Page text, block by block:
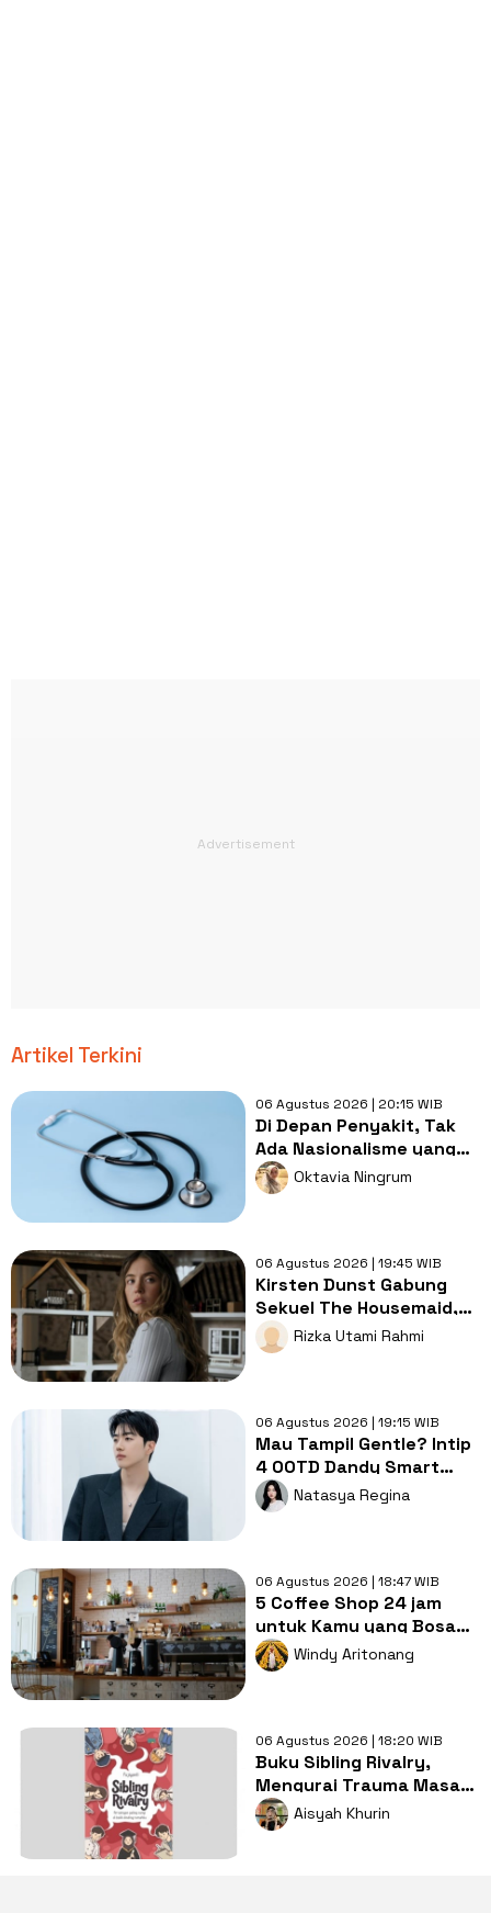
Artikel Terkini
06 Agustus 2026 | 20:15 WIB
Di Depan Penyakit, Tak
Ada Nasionalisme yang
Lebih Penting dari
Kesembuhan
Oktavia Ningrum
06 Agustus 2026 | 19:45 WIB
Kirsten Dunst Gabung
Sekuel The Housemaid,
Intip Sinopsis dan Jadwal
Tayang
Rizka Utami Rahmi
06 Agustus 2026 | 19:15 WIB
Mau Tampil Gentle? Intip
4 OOTD Dandy Smart
Casual ala Kang Hoon
Natasya Regina
06 Agustus 2026 | 18:47 WIB
5 Coffee Shop 24 jam
untuk Kamu yang Bosan
Nugas di Kos
Windy Aritonang
06 Agustus 2026 | 18:20 WIB
Buku Sibling Rivalry,
Mengurai Trauma Masa
Kecil dan Persaingan
Antarsaudara
Aisyah Khurin